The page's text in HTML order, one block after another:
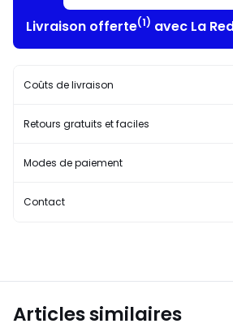
Livraison offerte(1) avec La
Coûts de livraison
Retours gratuits et faciles
Modes de paiement
Contact
Articles similaires